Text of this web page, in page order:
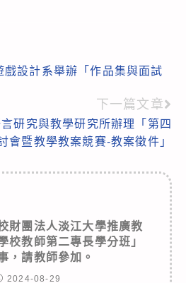
設計系舉辦「作品集與面試
下一篇文章
研究與教學研究所辦理「第四
會暨教學教案競賽-教案徵件」
財團法人淡江大學推廣教
校教師第二專長學分班」
，請教師參加。
2024-08-29